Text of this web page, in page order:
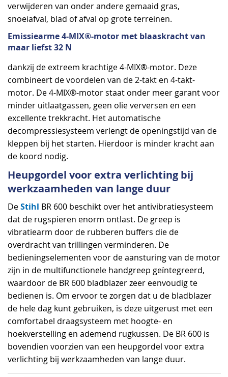
verwijderen van onder andere gemaaid gras,
snoeiafval, blad of afval op grote terreinen.
Emissiearme 4-MIX®-motor met blaaskracht van
maar liefst 32 N
dankzij de extreem krachtige 4-MIX®-motor. Deze
combineert de voordelen van de 2-takt en 4-takt-
motor. De 4-MIX®-motor staat onder meer garant voor
minder uitlaatgassen, geen olie verversen en een
excellente trekkracht. Het automatische
decompressiesysteem verlengt de openingstijd van de
kleppen bij het starten. Hierdoor is minder kracht aan
de koord nodig.
Heupgordel voor extra verlichting bij
werkzaamheden van lange duur
DeStihl BR 600 beschikt over het antivibratiesysteem
dat de rugspieren enorm ontlast. De greep is
vibratiearm door de rubberen buffers die de
overdracht van trillingen verminderen. De
bedieningselementen voor de aansturing van de motor
zijn in de multifunctionele handgreep geïntegreerd,
waardoor de BR 600 bladblazer zeer eenvoudig te
bedienen is. Om ervoor te zorgen dat u de bladblazer
de hele dag kunt gebruiken, is deze uitgerust met een
comfortabel draagsysteem met hoogte- en
hoekverstelling en ademend rugkussen. De BR 600 is
bovendien voorzien van een heupgordel voor extra
verlichting bij werkzaamheden van lange duur.